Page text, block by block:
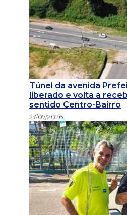
Túnel da avenida
liberado e volta a
sentido Centro-Bairro
27/07/2026